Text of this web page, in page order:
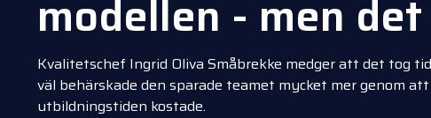
modellen - men
Kvalitetschef Ingrid Oliva Småbrekke medger att det tog
väl behärskade den sparade teamet mycket mer genom
utbildningstiden kostade.